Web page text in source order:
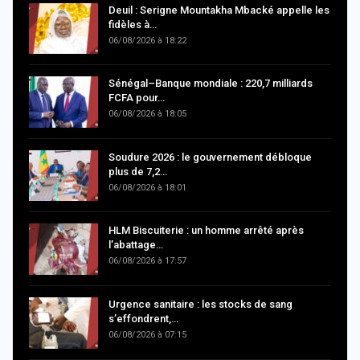
Deuil : Serigne Mountakha Mbacké appelle les
fidèles à…
06/08/2026 à 18:22
Sénégal–Banque mondiale : 220,7 milliards
FCFA pour…
06/08/2026 à 18:05
Soudure 2026 : le gouvernement débloque
plus de 7,2…
06/08/2026 à 18:01
HLM Biscuiterie : un homme arrêté après
l’abattage…
06/08/2026 à 17:57
Urgence sanitaire : les stocks de sang
s’effondrent,…
06/08/2026 à 07:15